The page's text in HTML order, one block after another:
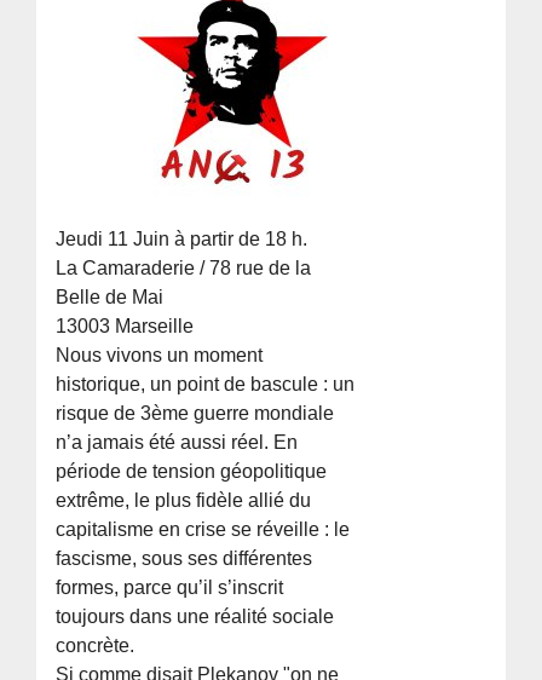
Jeudi 11 Juin à partir de 18 h.
La Camaraderie / 78 rue de la
Belle de Mai
13003 Marseille
Nous vivons un moment
historique, un point de bascule : un
risque de 3ème guerre mondiale
n’a jamais été aussi réel. En
période de tension géopolitique
extrême, le plus fidèle allié du
capitalisme en crise se réveille : le
fascisme, sous ses différentes
formes, parce qu’il s’inscrit
toujours dans une réalité sociale
concrète.
Si comme disait Plekanov "on ne